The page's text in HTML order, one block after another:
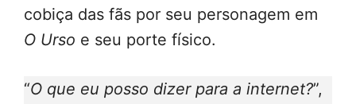
cobiça das fãs por seu personagem em
O Urso e seu porte físico.
“O que eu posso dizer para a internet?”,